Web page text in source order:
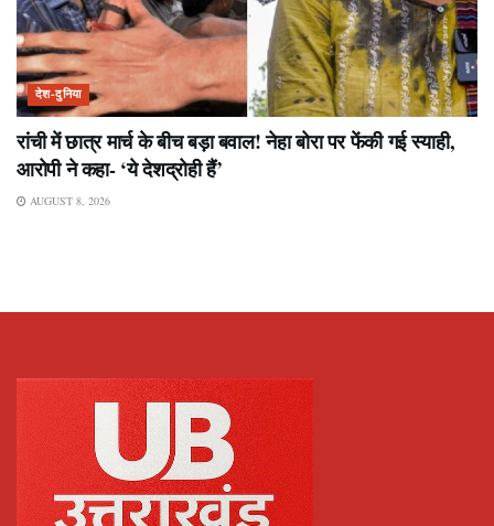
देश-दुनिया
रांची में छात्र मार्च के बीच बड़ा बवाल! नेहा बोरा पर फेंकी गई स्याही,
आरोपी ने कहा- ‘ये देशद्रोही हैं’
AUGUST 8, 2026